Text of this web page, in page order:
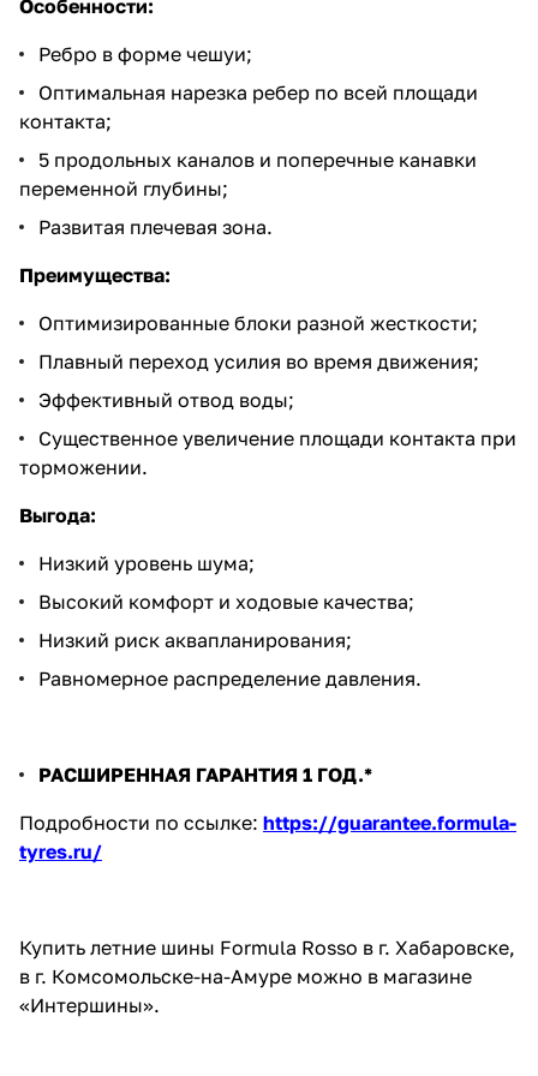
Особенности:
Ребро в форме чешуи;
Оптимальная нарезка ребер по всей площади
контакта;
5 продольных каналов и поперечные канавки
переменной глубины;
Развитая плечевая зона.
Преимущества:
Оптимизированные блоки разной жесткости;
Плавный переход усилия во время движения;
Эффективный отвод воды;
Существенное увеличение площади контакта при
торможении.
Выгода:
Низкий уровень шума;
Высокий комфорт и ходовые качества;
Низкий риск аквапланирования;
Равномерное распределение давления.
РАСШИРЕННАЯ ГАРАНТИЯ 1 ГОД.*
Подробности по ссылке: https://guarantee.formula-
tyres.ru/
Купить летние шины Formula Rosso в г. Хабаровске,
в г. Комсомольске-на-Амуре можно в магазине
«Интершины».